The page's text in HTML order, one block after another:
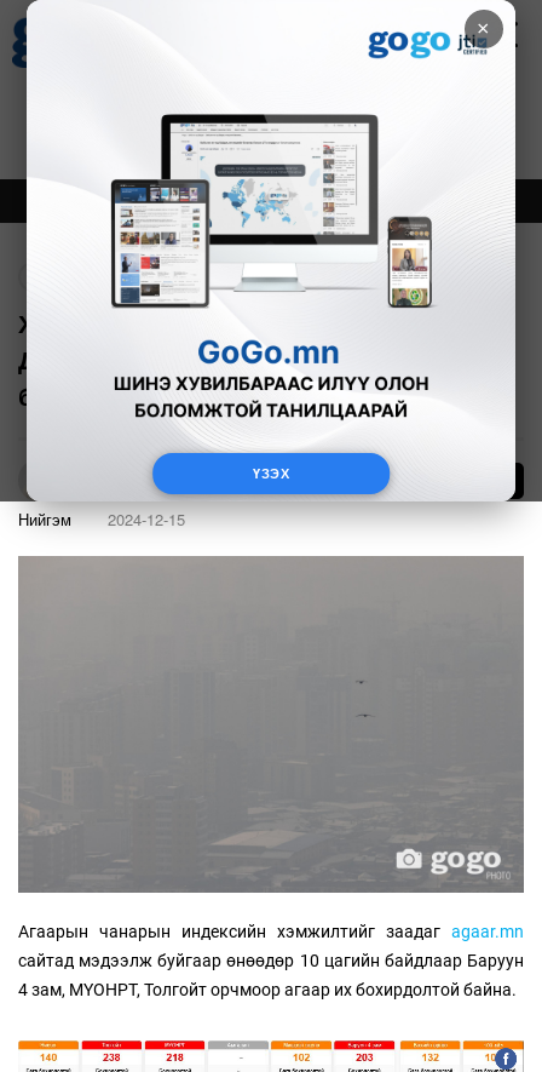
×
ҮЗЭХ
Зурхай
8.06
Онцлох Шинэ
Хотын төв орчимд хэвийн хэмжээнээс
ДӨРӨВ ДАХИН ИХ агаарын
бохирдолтой байна
Нийгэм 2024-12-15
Агаарын чанарын индексийн хэмжилтийг заадаг agaar.mn
сайтад мэдээлж буйгаар өнөөдөр 10 цагийн байдлаар Баруун
4 зам, МҮОНРТ, Толгойт орчмоор агаар их бохирдолтой байна.